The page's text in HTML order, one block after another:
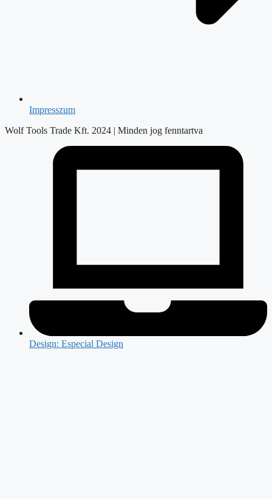
Impresszum
Wolf Tools Trade Kft. 2024 | Minden jog fenntartva
Design: Especial Design